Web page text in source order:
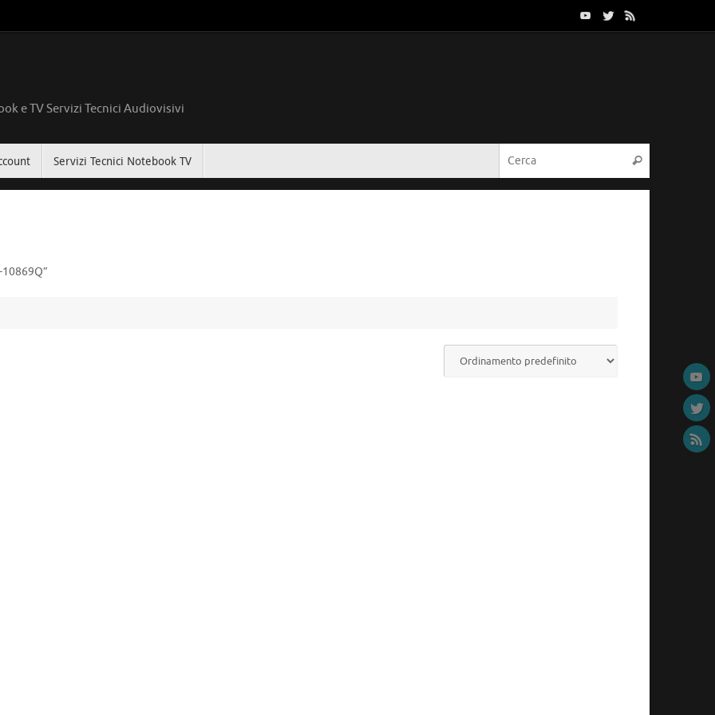
e TV Servizi Tecnici Audiovisivi
Servizi Tecnici Notebook TV Cerca